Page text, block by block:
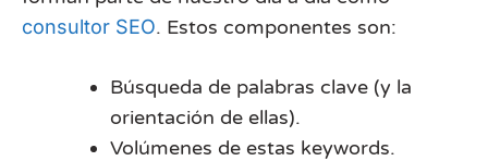
consultor SEO. Estos componentes son:
Búsqueda de palabras clave (y la
orientación de ellas).
Volúmenes de estas keywords.